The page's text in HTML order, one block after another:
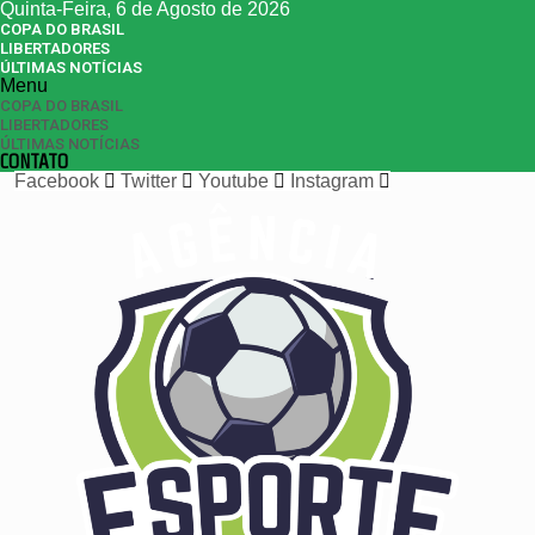
Quinta-Feira, 6 de Agosto de 2026
COPA DO BRASIL
LIBERTADORES
ÚLTIMAS NOTÍCIAS
Menu
COPA DO BRASIL
LIBERTADORES
ÚLTIMAS NOTÍCIAS
CONTATO
Facebook
Twitter Youtube Instagram